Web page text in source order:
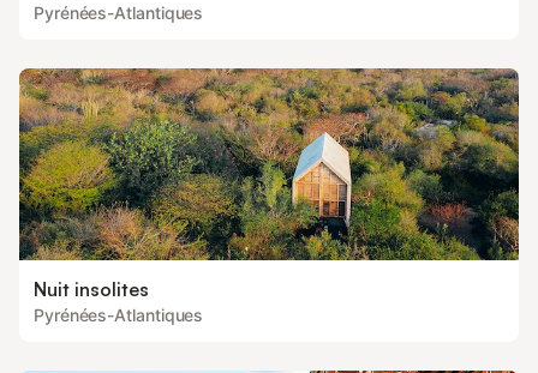
Pyrénées-Atlantiques
Nuit insolites
Pyrénées-Atlantiques